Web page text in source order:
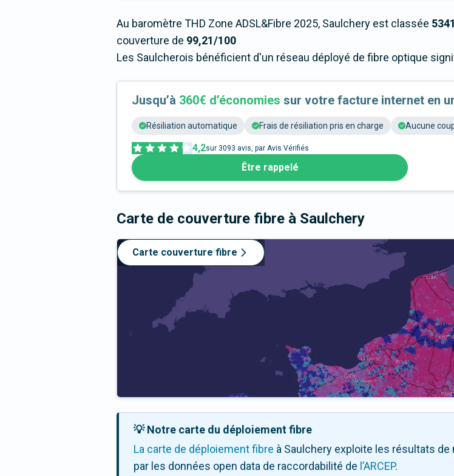
Au baromètre THD Zone ADSL&Fibre 2025, Saulchery est classée 5341
couverture de 99,21/100
Les Saulcherois bénéficient d'un réseau déployé de fibre optique
Jusqu’à 360€ d’économies sur votre facture internet en
Résiliation automatique Frais de résiliation pris en charge Aucune
4,2sur 3093 avis, par Avis Vérifiés
Être rappelé
Carte de couverture fibre à Saulchery
Carte couverture fibre
💡 Notre carte du déploiement fibre
La carte de déploiement fibre à Saulchery exploite les résultats
par les données open data de raccordabilité de l’ARCEP.